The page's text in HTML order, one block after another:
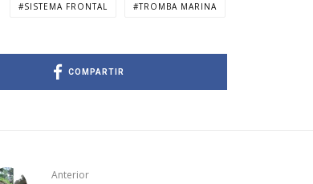
SISTEMA FRONTAL TROMBA MARINA
COMPARTIR
Anterior